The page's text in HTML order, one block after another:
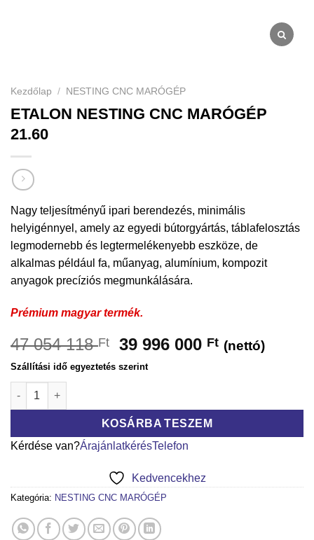
Kezdőlap / NESTING CNC MARÓGÉP
ETALON NESTING CNC MARÓGÉP
21.60
Nagy teljesítményű ipari berendezés, minimális
helyigénnyel, amely az egyedi bútorgyártás, táblafelosztás
legmodernebb és legtermelékenyebb eszköze, de
alkalmas például fa, műanyag, alumínium, kompozit
anyagok precíziós megmunkálására.
Prémium magyar termék.
47 054 118Ft 39 996 000 Ft (nettó)
Szállítási idő egyeztetés szerint
ETALON NESTING CNC MARÓGÉP 21.60 mennyiség
KOSÁRBA TESZEM
Kérdése van?ÁrajánlatkérésTelefon
Kedvencekhez
Kategória: NESTING CNC MARÓGÉP